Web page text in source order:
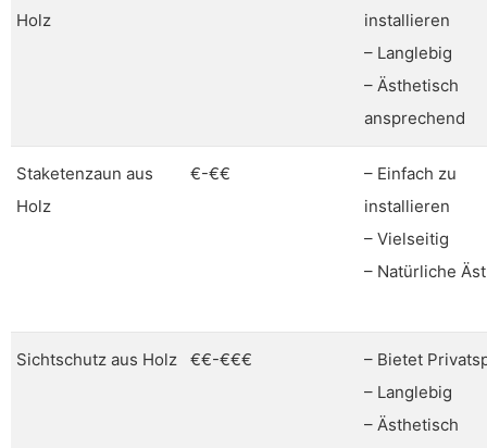
Holz
installieren
– Langlebig
– Ästhetisch
ansprechend
Staketenzaun aus
Holz
€-€€
– Einfach zu
installieren
– Vielseitig
– Natürliche
Sichtschutz aus Holz €€-€€€
– Bietet
– Langlebig
– Ästhetisch